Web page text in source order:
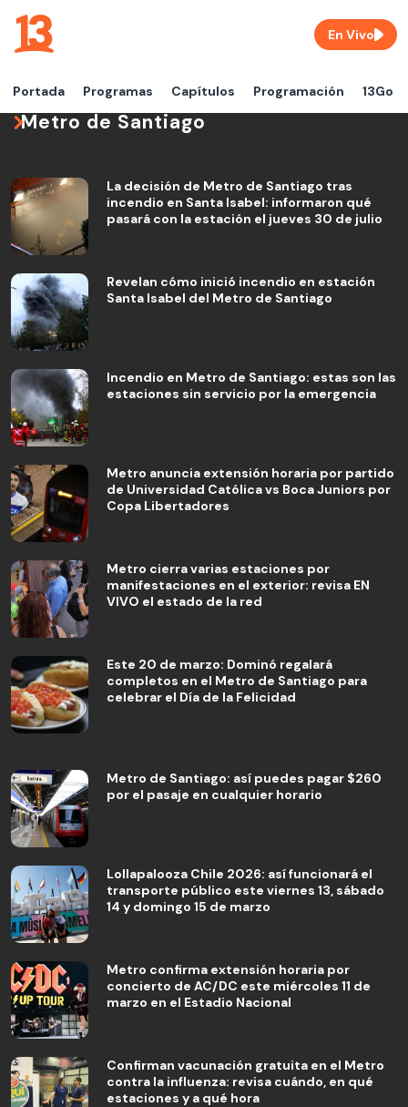
Portada Programas Capítulos Programación 13Go
En Vivo
Metro de Santiago
La decisión de Metro de Santiago tras
incendio en Santa Isabel: informaron qué
pasará con la estación el jueves 30 de julio
Revelan cómo inició incendio en estación
Santa Isabel del Metro de Santiago
Incendio en Metro de Santiago: estas son las
estaciones sin servicio por la emergencia
Metro anuncia extensión horaria por partido
de Universidad Católica vs Boca Juniors por
Copa Libertadores
Metro cierra varias estaciones por
manifestaciones en el exterior: revisa EN
VIVO el estado de la red
Este 20 de marzo: Dominó regalará
completos en el Metro de Santiago para
celebrar el Día de la Felicidad
Metro de Santiago: así puedes pagar $260
por el pasaje en cualquier horario
Lollapalooza Chile 2026: así funcionará el
transporte público este viernes 13, sábado
14 y domingo 15 de marzo
Metro confirma extensión horaria por
concierto de AC/DC este miércoles 11 de
marzo en el Estadio Nacional
Confirman vacunación gratuita en el Metro
contra la influenza: revisa cuándo, en qué
estaciones y a qué hora